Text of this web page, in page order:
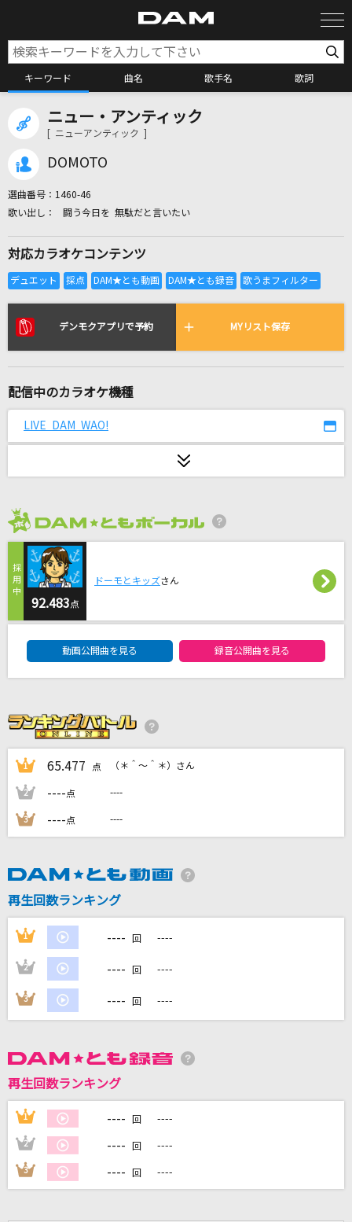
キーワード 曲名 歌手名 歌詞
カラオケ検索
全国りれき
リアルタイムで歌われている曲の一覧
夢をあきらめないで
あたしだけにかけて
Official髭男dism
SHINE
lulu.
Mrs. GREEN APPLE
わたがし
back number
[生音]SUMMER SONG
YUI
[生音]夜明けの流星群
ライラック
Mrs. GREEN APPLE
DAMの新曲・ランキングなど
DAMに会員登録・ログインして
カラオケをもっと楽しもう！
ニュー・アンティック
[ ニューアンティック ]
DOMOTO
選曲番号： 1460-46
闘う今日を 無駄だと言いたい
対応カラオケコンテンツ
デンモクアプリで予約 MYリスト保存
配信中のカラオケ機種
LIVE DAM WAO!
92.483点
ドーモとキッズさん
動画公開曲を見る 録音公開曲を見る
1 65.477 点 （＊＾～＾＊）さん
2 ----点 ----
3 ----点 ----
再生回数ランキング
1 ---- 回 ----
2 ---- 回 ----
3 ---- 回 ----
再生回数ランキング
1 ---- 回 ----
2 ---- 回 ----
3 ---- 回 ----